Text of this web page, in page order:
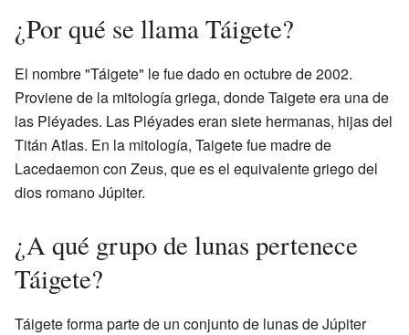
¿Por qué se llama Táigete?
El nombre "Táigete" le fue dado en octubre de 2002.
Proviene de la mitología griega, donde Taigete era una de
las Pléyades. Las Pléyades eran siete hermanas, hijas del
Titán Atlas. En la mitología, Taigete fue madre de
Lacedaemon con Zeus, que es el equivalente griego del
dios romano Júpiter.
¿A qué grupo de lunas pertenece
Táigete?
Táigete forma parte de un conjunto de lunas de Júpiter